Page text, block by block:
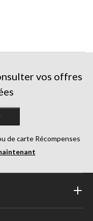
vos offres
de carte Récompenses